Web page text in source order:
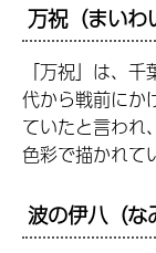
万祝（まいわ
「万祝」は、
代から戦前にか
ていたと言われ
色彩で描かれて
波の伊八（な